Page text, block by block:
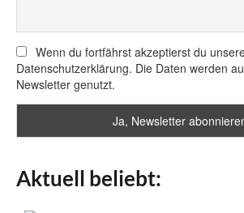
Wenn du fortfährst akzeptierst du
Datenschutzerklärung. Die Daten werden
Newsletter genutzt.
Aktuell beliebt: